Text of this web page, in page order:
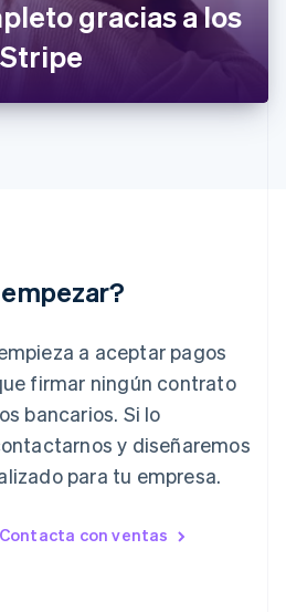
gracias a los
a aceptar pagos
firmar ningún contrato
bancarios. Si lo
y diseñaremos
para tu empresa.
con ventas